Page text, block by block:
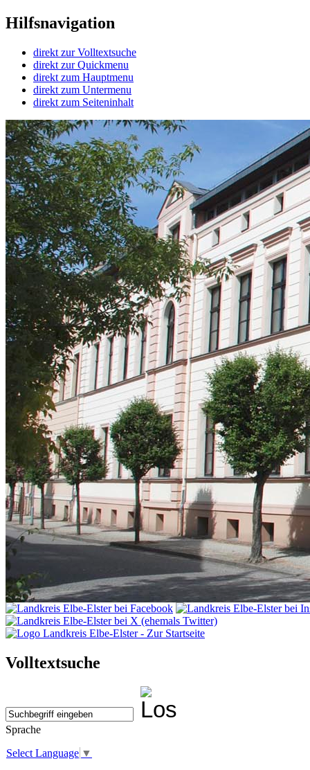
Hilfsnavigation
direkt zur Volltextsuche
direkt zur Quickmenu
direkt zum Hauptmenu
direkt zum Untermenu
direkt zum Seiteninhalt
Volltextsuche
Sprache
Select Language ▼